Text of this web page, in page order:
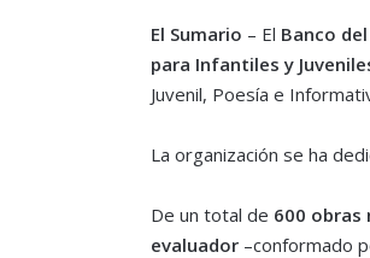
El Sumario – El Banco
para Infantiles y
Juvenil, Poesía e
La organización se ha
De un total de 600 obras
evaluador–conformado